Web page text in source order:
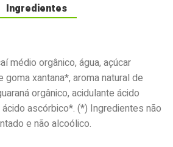
Ingredientes
médio orgânico, água, açúcar
xantana*, aroma natural de
orgânico, acidulante ácido
ascórbico*. (*) Ingredientes não
e não alcoólico.